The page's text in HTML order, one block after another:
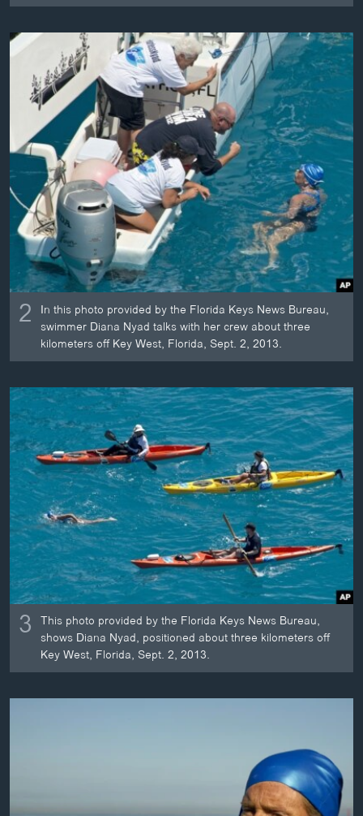
ພາສາຕ່າງໆ
2 In this photo provided by the Florida Keys News Bureau,
swimmer Diana Nyad talks with her crew about three
kilometers off Key West, Florida, Sept. 2, 2013.
3 This photo provided by the Florida Keys News Bureau,
shows Diana Nyad, positioned about three kilometers off
Key West, Florida, Sept. 2, 2013.